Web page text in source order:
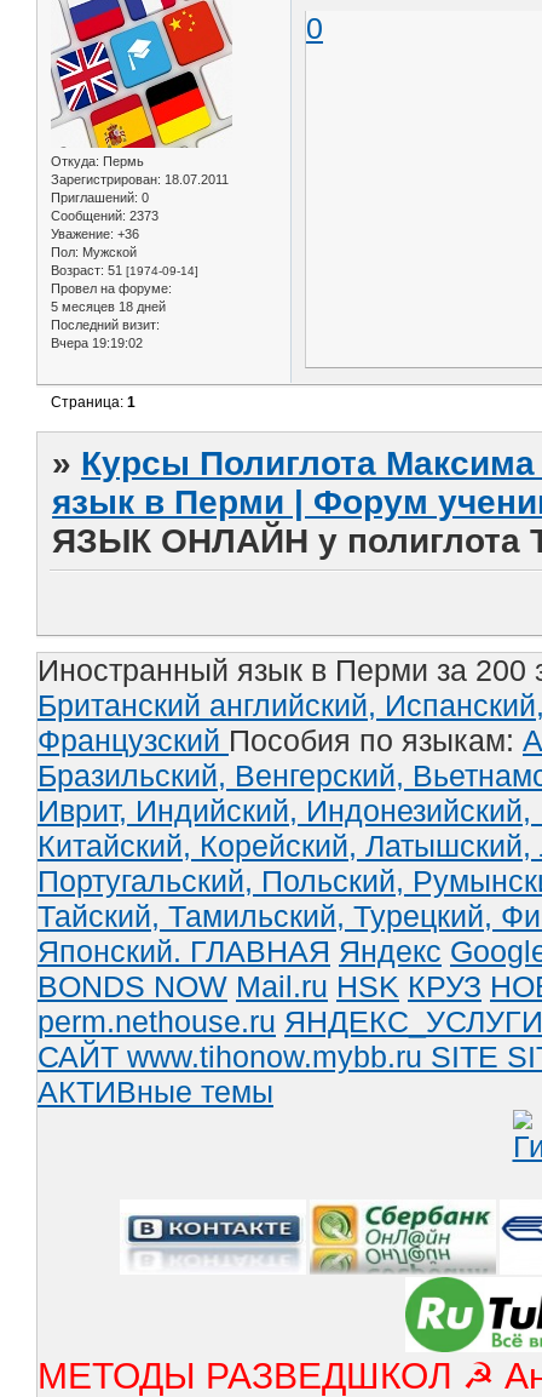
Откуда: Пермь
Зарегистрирован: 18.07.2011
Приглашений: 0
Сообщений: 2373
Уважение: +36
Пол: Мужской
Возраст: 51 [1974-09-14]
Провел на форуме:
5 месяцев 18 дней
Последний визит:
Вчера 19:19:02
0
Страница:1
» Курсы Полиглота
язык в Перми | Форум
ЯЗЫК ОНЛАЙН у полиглота
Иностранный язык в Перми за 200
Британский английский,
Французский Пособия по языкам:
Бразильский, Венгерский,
Иврит, Индийский, Индонезийский,
Китайский, Корейский, Латышский,
Португальский, Польский,
Тайский, Тамильский, Турецкий,
Японский. ГЛАВНАЯ Яндекс
BONDS NOW Mail.ru HSK КРУЗ
perm.nethouse.ru ЯНДЕКС_УСЛУГИ
САЙТ www.tihonow.mybb.ru SITE
АКТИВные темы
МЕТОДЫ РАЗВЕДШКОЛ ☭